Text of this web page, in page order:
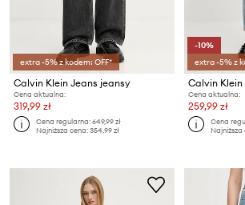
extra -5% z kodem: OFF*
Calvin Klein Jeans jeansy
Cena aktualna:
319,99 zł
Cena regularna:649,99 zł
Najniższa cena:354,99 zł
-10%
extra -5% z
Calvin
Cena aktualna:
259,99 zł
Cena
Najniższa